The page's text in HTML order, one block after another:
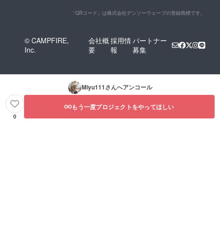
「QRコード」は株式会社デンソーウェーブの登録商標です。
© CAMPFIRE,
Inc.
会社概
要
採用情
報
パートナー
募集
Miyu111さんへアンコール
0
もう一度プロジェクトをやってほしい